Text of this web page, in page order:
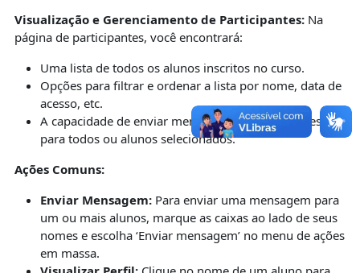
Visualização e Gerenciamento de Participantes: Na
página de participantes, você encontrará:
Uma lista de todos os alunos inscritos no curso.
Opções para filtrar e ordenar a lista por nome, data de
acesso, etc.
A capacidade de enviar mensagens ou notificações
para todos ou alunos selecionados.
Ações Comuns:
Enviar Mensagem: Para enviar uma mensagem para
um ou mais alunos, marque as caixas ao lado de seus
nomes e escolha ‘Enviar mensagem’ no menu de ações
em massa.